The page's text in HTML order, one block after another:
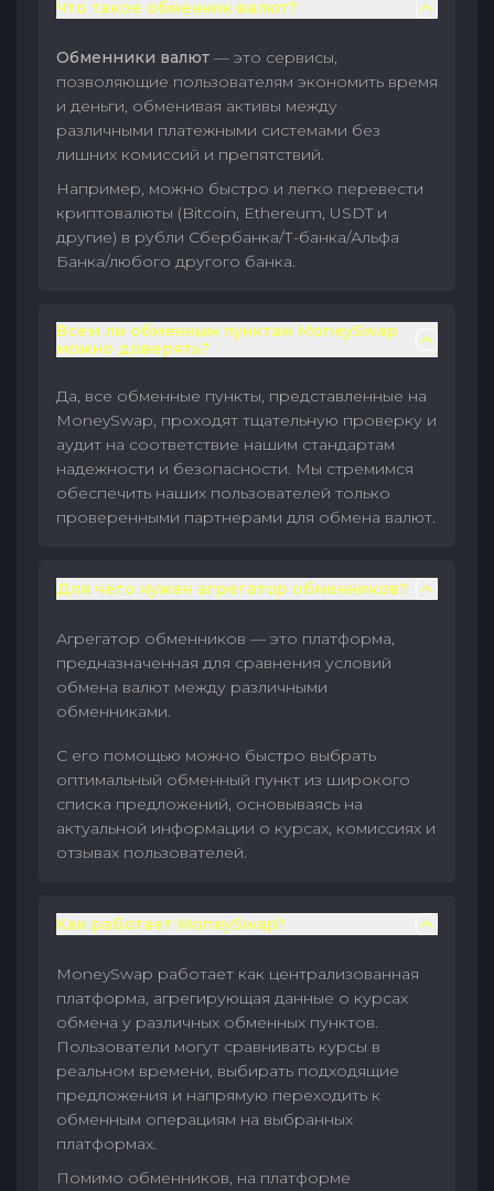
Что такое обменник валют?
Обменники валют — это сервисы,
позволяющие пользователям экономить время
и деньги, обменивая активы между
различными платежными системами без
лишних комиссий и препятствий.
Например, можно быстро и легко перевести
криптовалюты (Bitcoin, Ethereum, USDT и
другие) в рубли Сбербанка/Т-банка/Альфа
Банка/любого другого банка.
Всем ли обменным пунктам MoneySwap
можно доверять?
Да, все обменные пункты, представленные на
MoneySwap, проходят тщательную проверку и
аудит на соответствие нашим стандартам
надежности и безопасности. Мы стремимся
обеспечить наших пользователей только
проверенными партнерами для обмена валют.
Для чего нужен агрегатор обменников?
Агрегатор обменников — это платформа,
предназначенная для сравнения условий
обмена валют между различными
обменниками.
С его помощью можно быстро выбрать
оптимальный обменный пункт из широкого
списка предложений, основываясь на
актуальной информации о курсах, комиссиях и
отзывах пользователей.
Как работает MoneySwap?
MoneySwap работает как централизованная
платформа, агрегирующая данные о курсах
обмена у различных обменных пунктов.
Пользователи могут сравнивать курсы в
реальном времени, выбирать подходящие
предложения и напрямую переходить к
обменным операциям на выбранных
платформах.
Помимо обменников, на платформе